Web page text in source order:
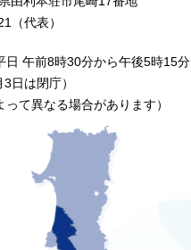
（代表）
日 午前8時30分から午後5時15分
日は閉庁）
て異なる場合があります）